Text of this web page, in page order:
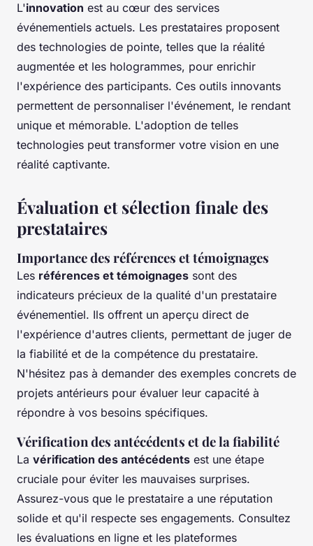
L'innovation est au cœur des services
événementiels actuels. Les prestataires proposent
des technologies de pointe, telles que la réalité
augmentée et les hologrammes, pour enrichir
l'expérience des participants. Ces outils innovants
permettent de personnaliser l'événement, le rendant
unique et mémorable. L'adoption de telles
technologies peut transformer votre vision en une
réalité captivante.
Évaluation et sélection finale des
prestataires
Importance des références et témoignages
Les références et témoignages sont des
indicateurs précieux de la qualité d'un prestataire
événementiel. Ils offrent un aperçu direct de
l'expérience d'autres clients, permettant de juger de
la fiabilité et de la compétence du prestataire.
N'hésitez pas à demander des exemples concrets de
projets antérieurs pour évaluer leur capacité à
répondre à vos besoins spécifiques.
Vérification des antécédents et de la fiabilité
La vérification des antécédents est une étape
cruciale pour éviter les mauvaises surprises.
Assurez-vous que le prestataire a une réputation
solide et qu'il respecte ses engagements. Consultez
les évaluations en ligne et les plateformes